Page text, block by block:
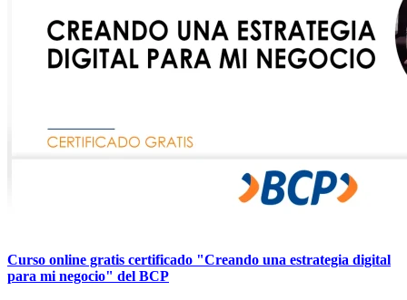
Curso online gratis certificado "Creando una estrategia digital
para mi negocio" del BCP